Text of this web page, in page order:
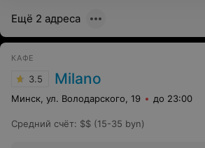
к «Хинкальне» категорически не
Ещё 2 адреса
КАФЕ
3.5 Milano
Минск, ул. Володарского, 19 до 23:00
Средний счёт: $$ (15-35 byn)